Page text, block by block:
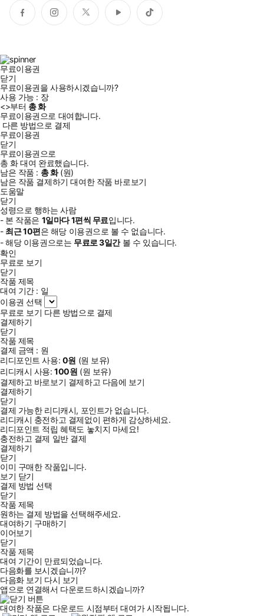
페
이
인
스
트
위
유
튜
틱
톡
무료이용권
닫기
무료이용권을 사용하시겠습니까?
사용 가능 : 장
<>부터 총화
무료이용권으로 대여합니다.
다른 방법으로 결제
무료이용권
닫기
무료이용권으로
총 화대여 완료했습니다.
남은 작품 : 총화(원)
남은 작품 결제하기 대여한 작품 바로보기
도움말
닫기
성령으로 행하는 사람
- 본 작품은 1일마다1편씩 무료입니다.
- 최근10편은 해당 이용권으로 볼 수 없습니다.
- 해당 이용권으로는 무료로3일간볼 수 있습니다.
확인
무료로 보기
닫기
작품 제목
대여 기간 : 일
이용권 선택
무료로 보기 다른 방법으로 결제
결제하기
닫기
작품 제목
결제 금액 : 원
리디포인트 사용: 0원 (원 보유)
리디캐시 사용:100원 (원 보유)
결제하고 바로보기 결제하고 다음에 보기
결제하기
닫기
결제 가능한 리디캐시, 포인트가 없습니다.
리디캐시 충전하고 결제없이 편하게 감상하세요.
리디포인트 적립 혜택도 놓치지 마세요!
충전하고 결제 일반 결제
결제하기
닫기
이미 구매한 작품입니다.
보기 닫기
결제 방법 선택
닫기
작품 제목
원하는 결제 방법을 선택해주세요.
대여하기 구매하기
이어보기
닫기
작품 제목
대여 기간이 만료되었습니다.
다음화를 보시겠습니까?
다음화 보기 다시 보기
앱으로 연결해서 다운로드하시겠습니까?
대여한 작품은 다운로드 시점부터 대여가 시작됩니다.